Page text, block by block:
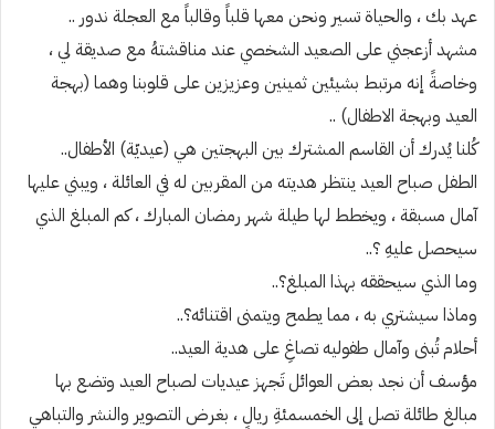
عهد بك ، والحياة تسير ونحن معها قلباً وقالباً مع العجلة ندور ..
مشهد أزعجني على الصعيد الشخصي عند مناقشتهُ مع صديقة لي ،
وخاصةً إنه مرتبط بشيئين ثمينين وعزيزين على قلوبنا وهما (بهجة
العيد وبهجة الاطفال) ..
كُلنا يُدرك أن القاسم المشترك بين البهجتين هي (عيديّة) الأطفال..
الطفل صباح العيد ينتظر هديته من المقربين له في العائلة ، ويبني عليها
آمال مسبقة ، ويخطط لها طيلة شهر رمضان المبارك ، كم المبلغ الذي
سيحصل عليهِ ؟..
وما الذي سيحققه بهذا المبلغ؟..
وماذا سيشتري به ، مما يطمح ويتمنى اقتنائه؟..
أحلام تُبنى وآمال طفوليه تصاغِ على هدية العيد..
مؤسف أن نجد بعض العوائل تَجهز عيديات لصباح العيد وتضع بها
مبالغ طائلة تصل إلى الخمسمئةِ ريالٍ ، بغرض التصوير والنشر والتباهي